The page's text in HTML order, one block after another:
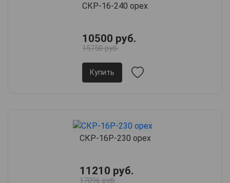
СКР-16-240 орех
10500 руб.
15750 руб.
Купить
СКР-16Р-230 орех
11210 руб.
17096 руб.